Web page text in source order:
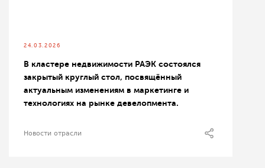
24.03.2026
В кластере недвижимости РАЭК состоялся
закрытый круглый стол, посвящённый
актуальным изменениям в маркетинге и
технологиях на рынке девелопмента.
Новости отрасли